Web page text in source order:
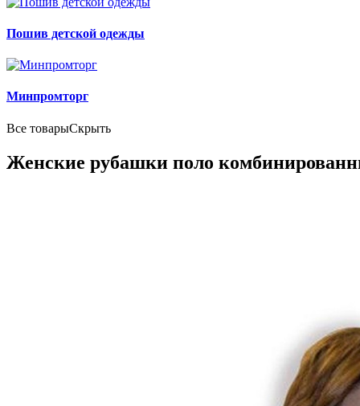
Пошив детской одежды
Минпромторг
Все товарыСкрыть
Женские рубашки поло